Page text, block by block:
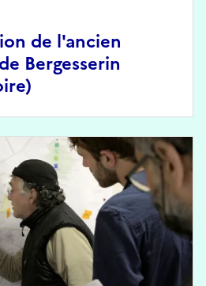
de l'ancien
Bergesserin